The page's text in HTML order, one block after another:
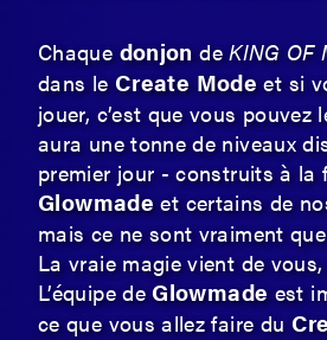
ChaquedonjondeKING OF
dans leCreate Modeet si
jouer, c’est que vous pouvez
aura une tonne de niveaux
premier jour - construits à la
Glowmadeet certains de
mais ce ne sont vraiment
La vraie magie vient de
L’équipe deGlowmadeest
ce que vous allez faire du